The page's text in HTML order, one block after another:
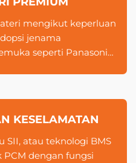
mengikut keperluan
jenama
seperti Panasonic,
KESELAMATAN
SII, atau teknologi BMS
dengan fungsi